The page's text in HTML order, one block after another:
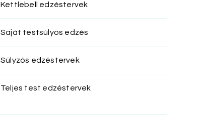
Kettlebell edzéstervek
Saját testsúlyos edzés
Súlyzós edzéstervek
Teljes test edzéstervek